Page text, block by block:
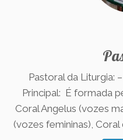
Pastoral da Liturgia:
Principal: É formada
Coral Angelus (vozes
(vozes femininas), Coral